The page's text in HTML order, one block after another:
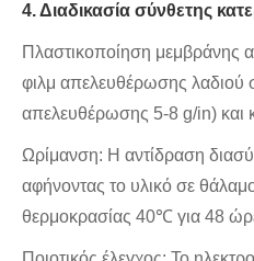
4. Διαδικασία σύνθετης
Πλαστικοποίηση μεμβράνης
φιλμ απελευθέρωσης λαδιού
απελευθέρωσης 5-8 g/in) και
Ωρίμανση: Η αντίδραση
αφήνοντας το υλικό σε
θερμοκρασίας 40℃ για 48